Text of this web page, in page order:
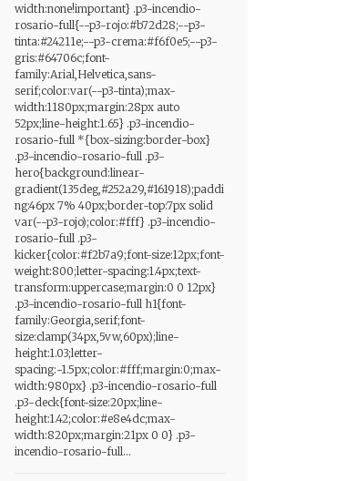
width:none!important} .p3-incendio-
rosario-full{--p3-rojo:#b72d28;--p3-
tinta:#24211e;--p3-crema:#f6f0e5;--p3-
gris:#64706c;font-
family:Arial,Helvetica,sans-
serif;color:var(--p3-tinta);max-
width:1180px;margin:28px auto
52px;line-height:1.65} .p3-incendio-
rosario-full *{box-sizing:border-box}
.p3-incendio-rosario-full .p3-
hero{background:linear-
gradient(135deg,#252a29,#161918);paddi
ng:46px 7% 40px;border-top:7px solid
var(--p3-rojo);color:#fff} .p3-incendio-
rosario-full .p3-
kicker{color:#f2b7a9;font-size:12px;font-
weight:800;letter-spacing:1.4px;text-
transform:uppercase;margin:0 0 12px}
.p3-incendio-rosario-full h1{font-
family:Georgia,serif;font-
size:clamp(34px,5vw,60px);line-
height:1.03;letter-
spacing:-1.5px;color:#fff;margin:0;max-
width:980px} .p3-incendio-rosario-full
.p3-deck{font-size:20px;line-
height:1.42;color:#e8e4dc;max-
width:820px;margin:21px 0 0} .p3-
incendio-rosario-full...